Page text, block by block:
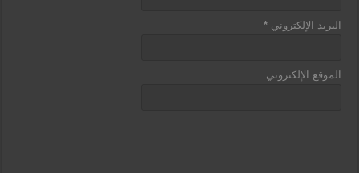
البريد الإلكتروني*
الموقع الإلكتروني